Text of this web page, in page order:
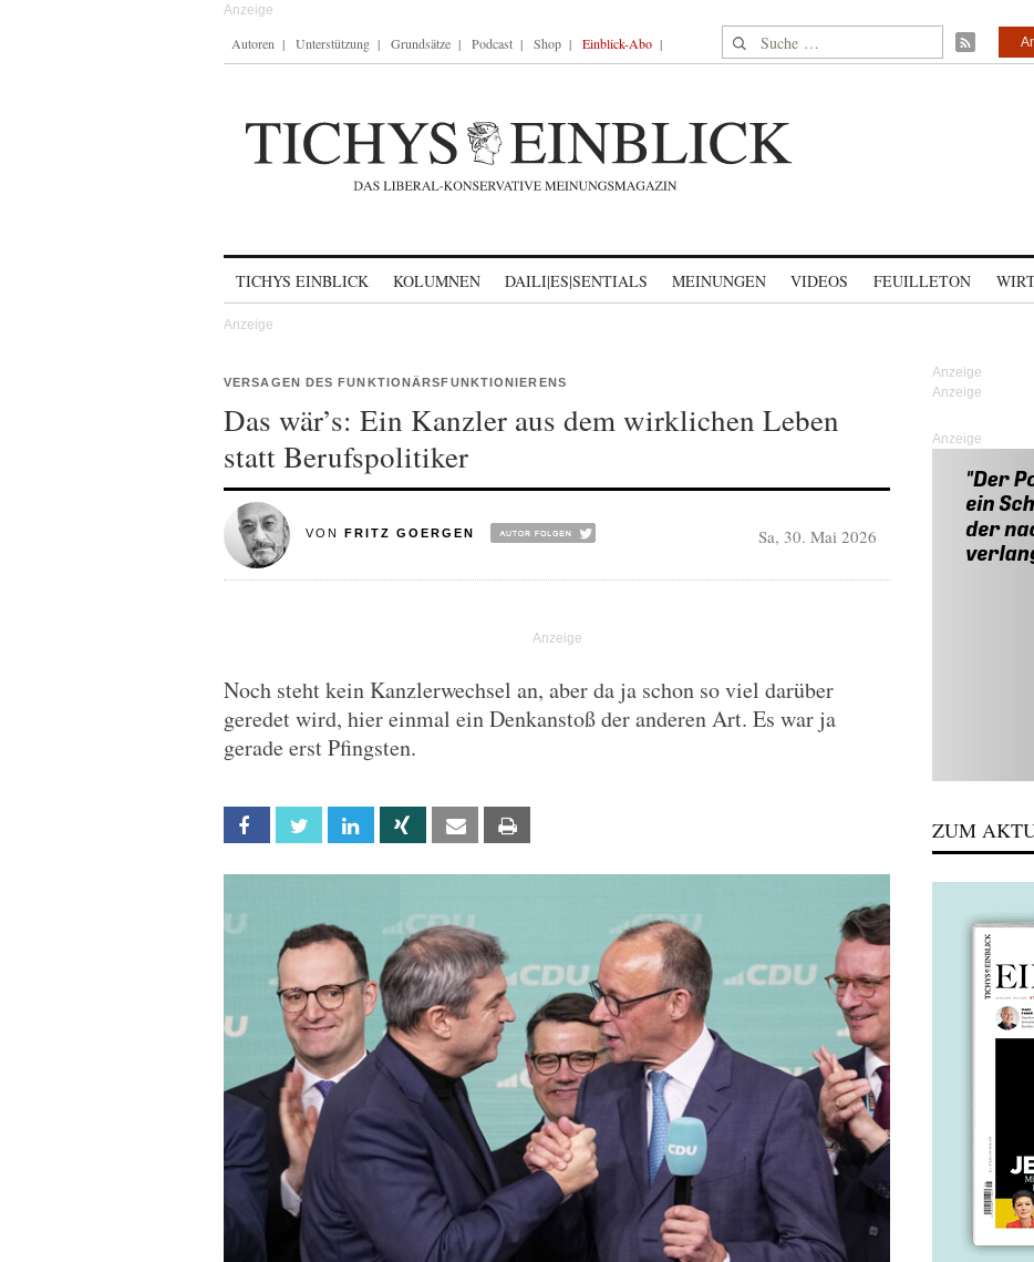
Autoren Unterstützung Grundsätze Podcast Shop Einblick-Abo Suche nach:
TICHYS EINBLICK KOLUMNEN DAILI|ES|SENTIALS MEINUNGEN VIDEOS FEUILLETON
VERSAGEN DES FUNKTIONÄRSFUNKTIONIERENS
Das wär’s: Ein Kanzler aus dem wirklichen Leben
statt Berufspolitiker
VON FRITZ GOERGEN Sa, 30. Mai 2026
Noch steht kein Kanzlerwechsel an, aber da ja schon so viel darüber
geredet wird, hier einmal ein Denkanstoß der anderen Art. Es war ja
gerade erst Pfingsten.
Facebook Twitter Linkedin Xing Email
Anzeige
ZUM